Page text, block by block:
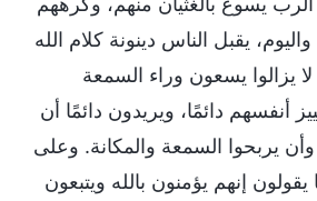
يقبل الناس دينونة كلام الله
يزالوا يسعون وراء السمعة
أنفسهم دائمًا، ويريدون دائمًا أن
وأن يربحوا السمعة والمكانة. وعلى
إنهم يؤمنون بالله ويتبعون